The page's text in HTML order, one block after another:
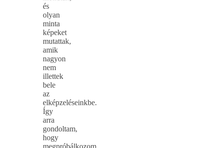
és
olyan
minta
képeket
mutattak,
amik
nagyon
nem
illettek
bele
az
elképzeléseinkbe.
Így
arra
gondoltam,
hogy
megpróbálkozom